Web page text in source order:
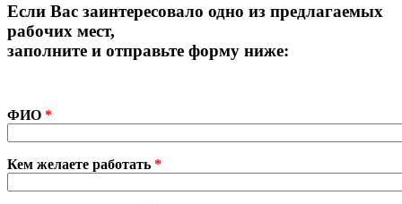
Если Вас заинтересовало одно из предлагаемых
рабочих мест,
заполните и отправьте форму ниже:
ФИО *
Кем желаете работать *